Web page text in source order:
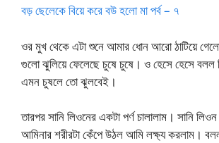
বড় ছেলেকে বিয়ে করে বউ হলো মা পর্ব – ৭
ওর মুখ থেকে এটা শুনে আমার ধোন আরো ঠাটিয়ে
গুলো ঝুলিয়ে ফেলেছে চুষে চুষে। ও হেসে হেসে
এমন চুষলে তো ঝুলবেই।
তারপর সানি লিওনের একটা পর্ণ চালালাম। সানি
আমিনার শরীরটা কেঁপে উঠল আমি লক্ষ্য করলাম।